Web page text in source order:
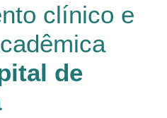
clínico e
de